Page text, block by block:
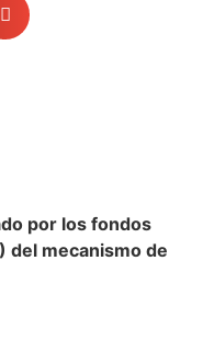
por los fondos
del mecanismo de